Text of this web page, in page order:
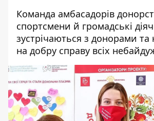
Команда амбасадорів
спортсмени й громадські
зустрічаються з донорами
на добру справу всіх